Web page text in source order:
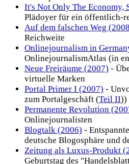
It's Not Only The Economy,
Plädoyer für ein öffentlich-
Auf dem falschen Weg
Reichweite
Onlinejournalism in
OnlinejournalismAtlas (in
Neue Freiräume (2007) -
virtuelle Marken
Portal Primer I (2007) -
zum Portalgeschäft (Teil II))
Permanente Revolution
Onlinejournalisten
Blogtalk (2006) -
deutsche Blogosphäre und
Zeitung als Luxus-Produkt
Geburtstag des